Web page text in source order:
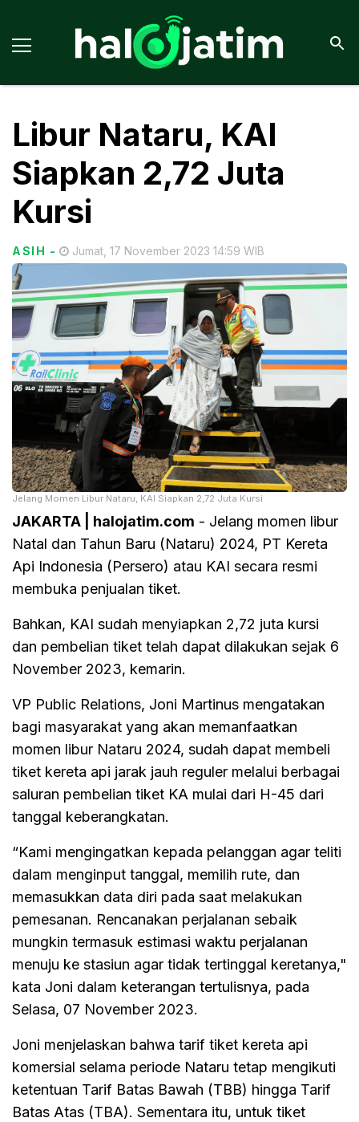
Libur Nataru, KAI
Siapkan 2,72 Juta
Kursi
ASIH - Jumat, 17 November 2023 14:59 WIB
Jelang Momen Libur Nataru, KAI Siapkan 2,72 Juta Kursi
JAKARTA | halojatim.com - Jelang momen libur
Natal dan Tahun Baru (Nataru) 2024, PT Kereta
Api Indonesia (Persero) atau KAI secara resmi
membuka penjualan tiket.
Bahkan, KAI sudah menyiapkan 2,72 juta kursi
dan pembelian tiket telah dapat dilakukan sejak 6
November 2023, kemarin.
VP Public Relations, Joni Martinus mengatakan
bagi masyarakat yang akan memanfaatkan
momen libur Nataru 2024, sudah dapat membeli
tiket kereta api jarak jauh reguler melalui berbagai
saluran pembelian tiket KA mulai dari H-45 dari
tanggal keberangkatan.
“Kami mengingatkan kepada pelanggan agar teliti
dalam menginput tanggal, memilih rute, dan
memasukkan data diri pada saat melakukan
pemesanan. Rencanakan perjalanan sebaik
mungkin termasuk estimasi waktu perjalanan
menuju ke stasiun agar tidak tertinggal keretanya,"
kata Joni dalam keterangan tertulisnya, pada
Selasa, 07 November 2023.
Joni menjelaskan bahwa tarif tiket kereta api
komersial selama periode Nataru tetap mengikuti
ketentuan Tarif Batas Bawah (TBB) hingga Tarif
Batas Atas (TBA). Sementara itu, untuk tiket